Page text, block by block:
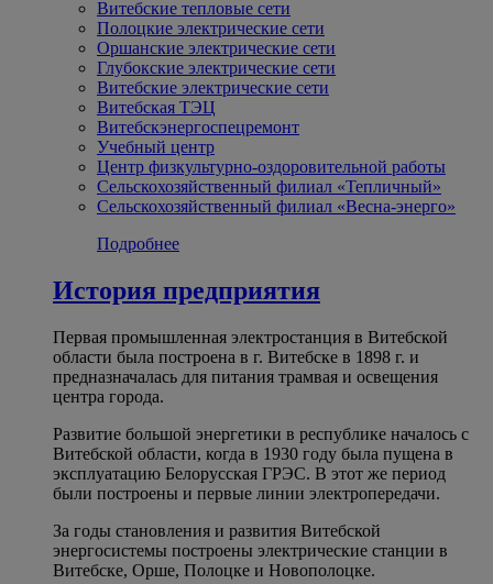
Витебские тепловые сети
Полоцкие электрические сети
Оршанские электрические сети
Глубокские электрические сети
Витебские электрические сети
Витебская ТЭЦ
Витебскэнергоспецремонт
Учебный центр
Центр физкультурно-оздоровительной работы
Сельскохозяйственный филиал «Тепличный»
Сельскохозяйственный филиал «Весна-энерго»
Подробнее
История предприятия
Первая промышленная электростанция в Витебской
области была построена в г. Витебске в 1898 г. и
предназначалась для питания трамвая и освещения
центра города.
Развитие большой энергетики в республике началось с
Витебской области, когда в 1930 году была пущена в
эксплуатацию Белорусская ГРЭС. В этот же период
были построены и первые линии электропередачи.
За годы становления и развития Витебской
энергосистемы построены электрические станции в
Витебске, Орше, Полоцке и Новополоцке.